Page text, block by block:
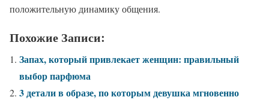
положительную динамику общения.
Похожие Записи:
Запах, который привлекает женщин: правильный
выбор парфюма
3 детали в образе, по которым девушка мгновенно